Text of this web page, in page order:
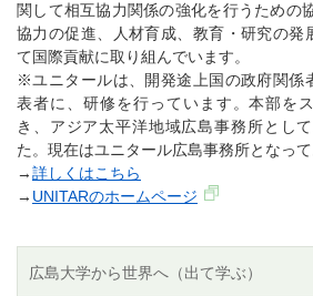
関して相互協力関係の強化を行うための
協力の促進、人材育成、教育・研究の発
て国際貢献に取り組んでいます。
※ユニタールは、開発途上国の政府関係
表者に、研修を行っています。本部を
き、アジア太平洋地域広島事務所とし
た。現在はユニタール広島事務所となって
→詳しくはこちら
→ UNITARのホームページ
広島大学から世界へ（出て学ぶ）